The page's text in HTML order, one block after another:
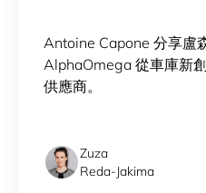
Antoine Capone 分享盧
AlphaOmega 從車庫新
供應商。
Zuza
Reda-Jakima